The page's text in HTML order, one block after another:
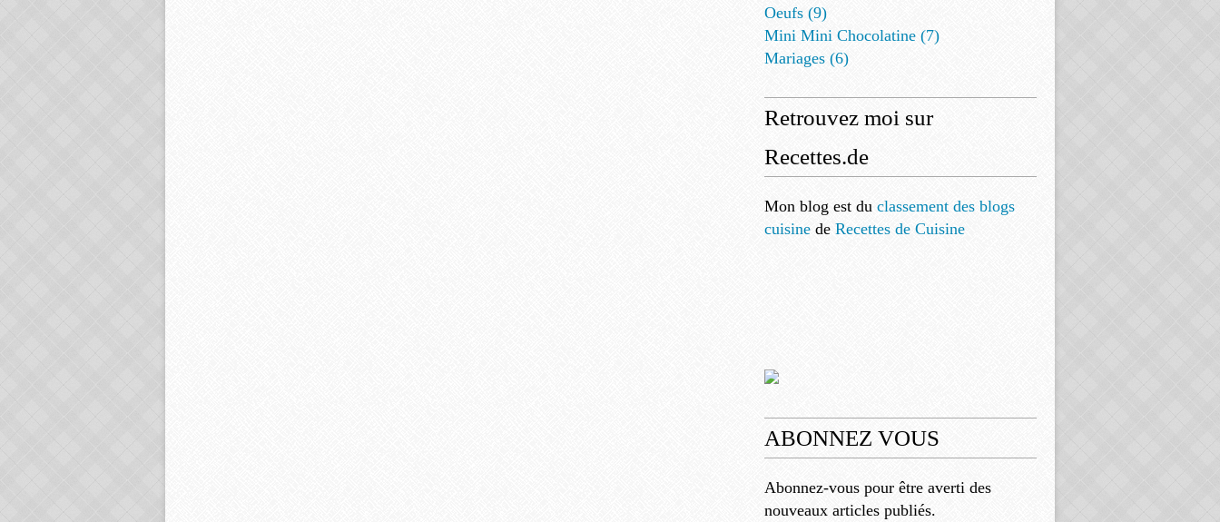
Oeufs (9)
Mini Mini Chocolatine (7)
Mariages (6)
Retrouvez moi sur
Recettes.de
Mon blog est du classement des blogs
cuisine de Recettes de Cuisine
ABONNEZ VOUS
Abonnez-vous pour être averti des
nouveaux articles publiés.